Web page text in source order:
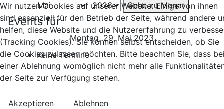
Gehe zu Monat
Events für
Montag, 29. Mai 2023
Keine Termine
Wir nutzen Cookies auf unserer Website. Einige von ihnen
sind essenziell für den Betrieb der Seite, während andere
helfen, diese Website und die Nutzererfahrung zu
(Tracking Cookies). Sie können selbst entscheiden, ob Sie
die Cookies zulassen möchten. Bitte beachten Sie, dass
einer Ablehnung womöglich nicht mehr alle
der Seite zur Verfügung stehen.
Akzeptieren
Ablehnen